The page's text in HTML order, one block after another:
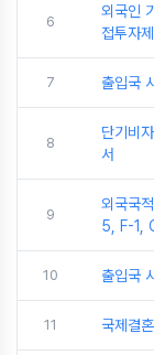
6
외국인
접투자
7 출입국
8
단기비
서
9
외국국
5, F-1,
10 출입국
11 국제결